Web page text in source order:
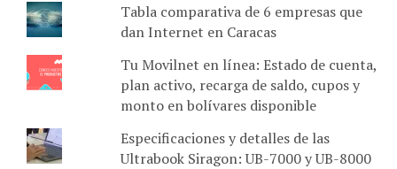
Tabla comparativa de 6 empresas que
dan Internet en Caracas
Tu Movilnet en línea: Estado de cuenta,
plan activo, recarga de saldo, cupos y
monto en bolívares disponible
Especificaciones y detalles de las
Ultrabook Siragon: UB-7000 y UB-8000